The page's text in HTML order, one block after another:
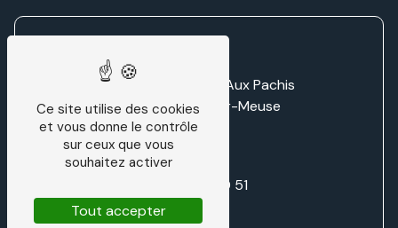
Zone d'activité LD Aux Pachis
55220 Villers-sur-Meuse
03 29 87 70 51
Ce site utilise des cookies
et vous donne le contrôle
sur ceux que vous
souhaitez activer
Tout accepter